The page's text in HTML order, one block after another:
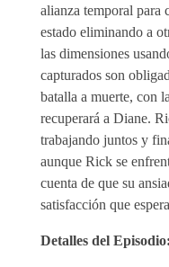
alianza temporal para
estado eliminando a
las dimensiones
capturados son
batalla a muerte, con
recuperará a Diane.
trabajando juntos y
aunque Rick se
cuenta de que su
satisfacción que
Detalles del Episodio: